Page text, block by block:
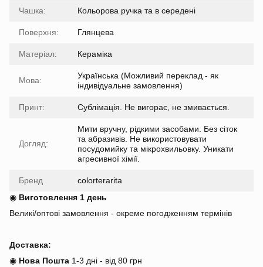
Чашка:
Кольорова ручка та в середені
Поверхня: Глянцева
Матеріал: Кераміка
Мова:
Українська (Можливий переклад - як
індивідуальне замовлення)
Принт: Сублімація. Не вигорає, не змивається.
Догляд:
Мити вручну, рідкими засобами. Без сіток
та абразивів. Не використовувати
посудомийку та мікрохвильовку. Уникати
агресивної хімії.
Бренд
colorterarita
◉ Виготовлення 1 день
Великі/оптові замовлення - окреме погодженням термінів
Доставка:
◉ Нова Пошта 1-3 дні - від 80 грн